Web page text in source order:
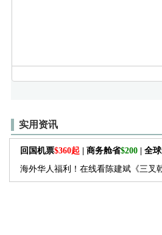
实用资讯
回国机票$360起 | 商务舱省$200| 全球
海外华人福利！在线看陈建斌《三叉